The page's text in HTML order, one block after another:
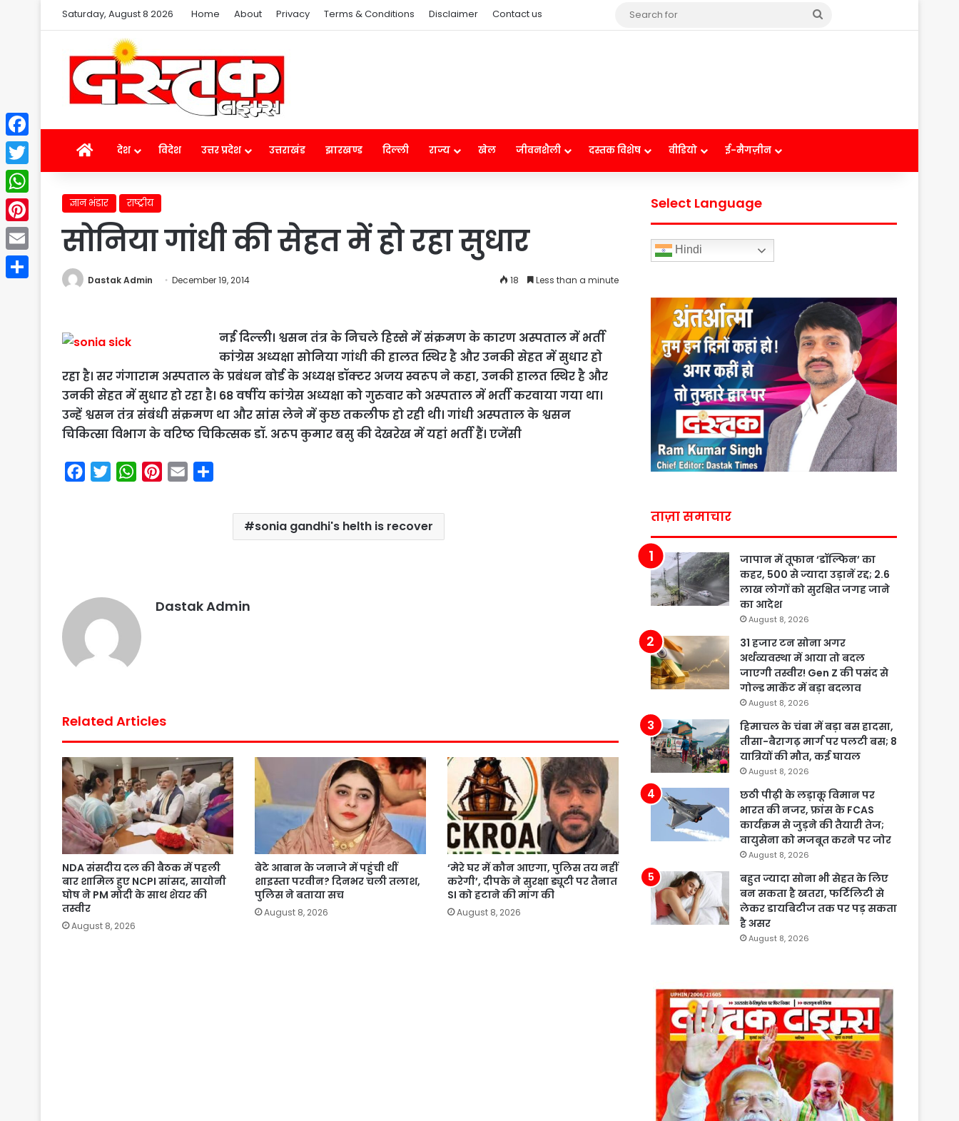
Saturday, August 8 2026 Home About Privacy Terms & Conditions Disclaimer Contact us
Search
Homeदेश विदेश उत्तर प्रदेश उत्तराखंड झारखण्ड दिल्ली राज्य खेल जीवनशैली दस्तक विशेष वीडियो ई-मैगज़ीन
ज्ञान भंडार राष्ट्रीय
सोनिया गांधी की सेहत में हो रहा सुधार
Dastak Admin December 19, 2014 18 Less than a minute
नई दिल्ली। श्वसन तंत्र के निचले हिस्से में संक्रमण के कारण अस्पताल में भर्ती
कांग्रेस अध्यक्षा सोनिया गांधी की हालत स्थिर है और उनकी सेहत में सुधार हो
रहा है। सर गंगाराम अस्पताल के प्रबंधन बोर्ड के अध्यक्ष डॉक्टर अजय स्वरूप ने कहा, उनकी हालत स्थिर है और
उनकी सेहत में सुधार हो रहा है। 68 वर्षीय कांग्रेस अध्यक्षा को गुरुवार को अस्पताल में भर्ती करवाया गया था।
उन्हें श्वसन तंत्र संबंधी संक्रमण था और सांस लेने में कुछ तकलीफ हो रही थी। गांधी अस्पताल के श्वसन
चिकित्सा विभाग के वरिष्ठ चिकित्सक डॉ. अरूप कुमार बसु की देखरेख में यहां भर्ती हैं। एजेंसी
W
s
sonia gandhi's helth is recover
Dastak Admin
Related Articles
NDA संसदीय दल की बैठक में पहली
बार शामिल हुए NCPI सांसद, सायोनी
घोष ने PM मोदी के साथ शेयर की
तस्वीर
August 8, 2026
बेटे आबान के जनाजे में पहुंची थीं
शाइस्ता परवीन? दिनभर चली तलाश,
पुलिस ने बताया सच
August 8, 2026
‘मेरे घर में कौन आएगा, पुलिस तय नहीं
करेगी’, दीपके ने सुरक्षा ड्यूटी पर तैनात
SI को हटाने की मांग की
August 8, 2026
Select Language
Hindi
ताज़ा समाचार
जापान में तूफान ‘डॉल्फिन’ का
कहर, 500 से ज्यादा उड़ानें रद्द; 2.6
लाख लोगों को सुरक्षित जगह जाने
का आदेश
August 8, 2026
31 हजार टन सोना अगर
अर्थव्यवस्था में आया तो बदल
जाएगी तस्वीर! Gen Z की पसंद से
गोल्ड मार्केट में बड़ा बदलाव
August 8, 2026
हिमाचल के चंबा में बड़ा बस हादसा,
तीसा-बैरागढ़ मार्ग पर पलटी बस; 8
यात्रियों की मौत, कई घायल
August 8, 2026
छठी पीढ़ी के लड़ाकू विमान पर
भारत की नजर, फ्रांस के FCAS
कार्यक्रम से जुड़ने की तैयारी तेज;
वायुसेना को मजबूत करने पर जोर
August 8, 2026
बहुत ज्यादा सोना भी सेहत के लिए
बन सकता है खतरा, फर्टिलिटी से
लेकर डायबिटीज तक पर पड़ सकता
है असर
August 8, 2026
Facebook
Twitter
WhatsApp
Pinterest
Email